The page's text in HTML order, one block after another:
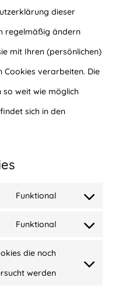
dieser
regelmäßig ändern
mit Ihren (persönlichen)
Cookies verarbeiten. Die
weit wie möglich
sich in den
Funktional
wordpress
Funktional
die noch
werden